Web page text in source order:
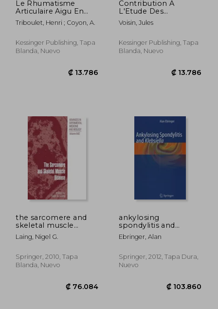
₡ 40.092
Le Rhumatisme
Articulaire Aigu En
Bacteriologie (1900)
(en Francés)
Triboulet, Henri ; Coyon, A.
Kessinger Publishing, Tapa
Blanda, Nuevo
Contribution A
L'Etude Des
Arthropathies
Syphilitiques (1875)
Voisin, Jules
Kessinger Publishing, Tapa
Blanda, Nuevo
the sarcomere and
skeletal muscle
disease (en Inglés)
Laing, Nigel G.
Springer, 2010, Tapa
Blanda, Nuevo
ankylosing
spondylitis and
klebsiella (en Inglés)
Ebringer, Alan
Springer, 2012, Tapa Dura,
Nuevo